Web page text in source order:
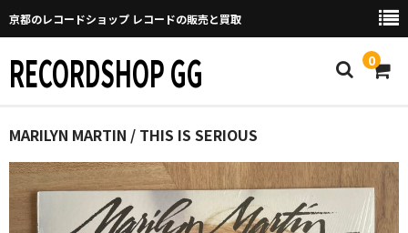
京都のレコードショップ レコードの販売と買取
RECORDSHOP GG 0
Home
マイページ
GGについて
MARILYN MARTIN / THIS IS SERIOUS